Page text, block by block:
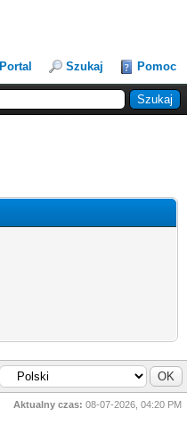
Portal Szukaj Pomoc
Aktualny czas: 08-07-2026, 04:20 PM